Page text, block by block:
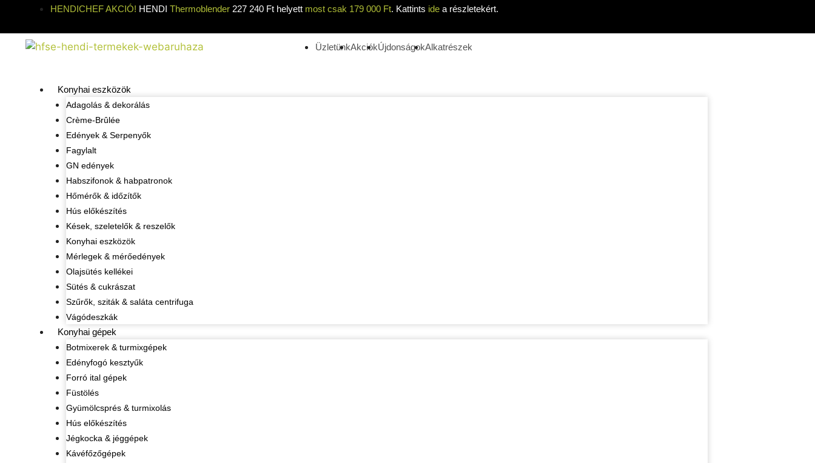
HENDICHEF AKCIÓ! HENDI Thermoblender 227 240 Ft helyett most csak 179 000 Ft. Kattints ide a részletekért.
ÜzletünkAkciókÚjdonságokAlkatrészek
Konyhai eszközök
Adagolás & dekorálás
Crème-Brûlée
Edények & Serpenyők
Fagylalt
GN edények
Habszifonok & habpatronok
Hőmérők & időzítők
Hús előkészítés
Kések, szeletelők & reszelők
Konyhai eszközök
Mérlegek & mérőedények
Olajsütés kellékei
Sütés & cukrászat
Szűrők, sziták & saláta centrifuga
Vágódeszkák
Konyhai gépek
Botmixerek & turmixgépek
Edényfogó kesztyűk
Forró ital gépek
Füstölés
Gyümölcsprés & turmixolás
Hús előkészítés
Jégkocka & jéggépek
Kávéfőzőgépek